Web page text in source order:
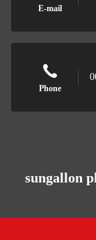
E-mail
Phone
sungallon